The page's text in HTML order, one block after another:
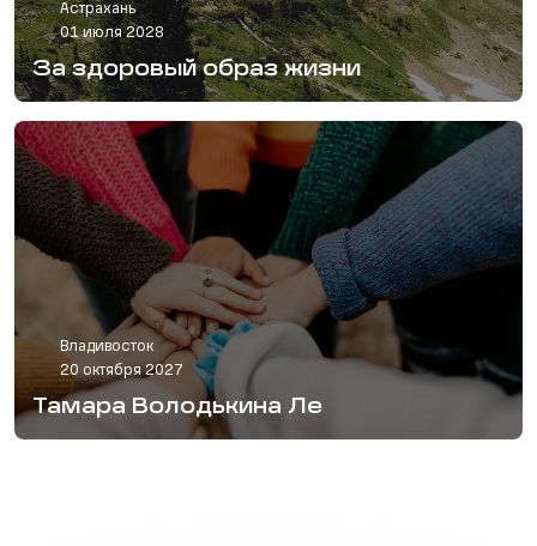
Астрахань
01 июля 2028
За здоровый образ жизни
Владивосток
20 октября 2027
Тамара Володькина Ле